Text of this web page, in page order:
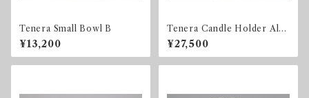
Tenera Small Bowl B
¥13,200
Tenera Candle Holder Alu
minia / Royal Copenhagen
¥27,500